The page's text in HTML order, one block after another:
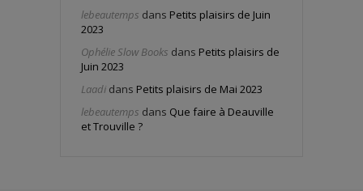
lebeautemps dans Petits plaisirs de Juin
2023
Ophélie Slow Books dans Petits plaisirs de
Juin 2023
Laadi dans Petits plaisirs de Mai 2023
lebeautemps dans Que faire à Deauville
et Trouville ?